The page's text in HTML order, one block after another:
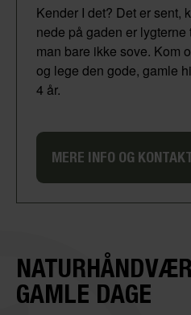
Kender I det? Det er sent,
nede på gaden er
man bare ikke sove. Kom
og lege den gode, gamle
4 år.
MERE INFO OG
GAMLE DAGE